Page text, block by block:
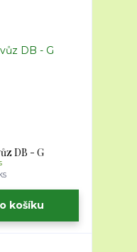
DB - G
košíku